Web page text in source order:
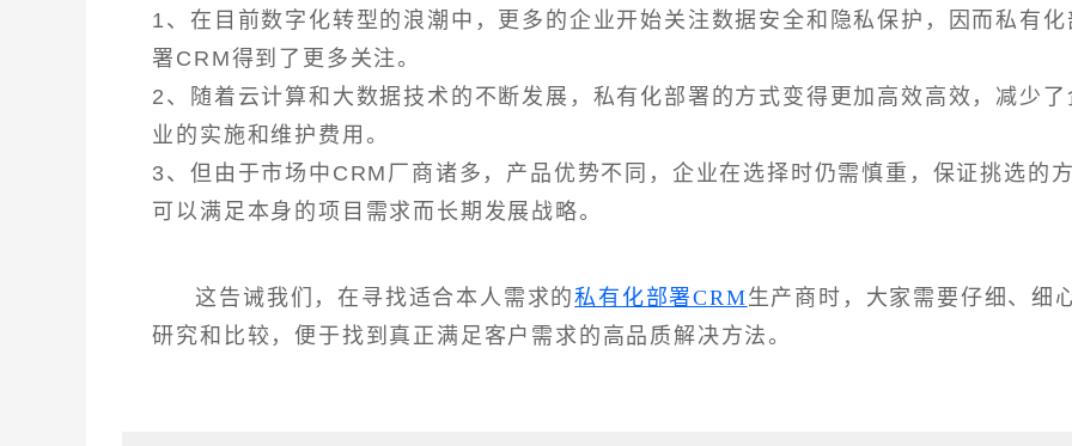
1、在目前数字化转型的浪潮中，更多的企业开始关注数据安全和隐私保护，因而私有化
署CRM得到了更多关注。
2、随着云计算和大数据技术的不断发展，私有化部署的方式变得更加高效高效，减少了
业的实施和维护费用。
3、但由于市场中CRM厂商诸多，产品优势不同，企业在选择时仍需慎重，保证挑选的
可以满足本身的项目需求而长期发展战略。
这告诫我们，在寻找适合本人需求的私有化部署CRM生产商时，大家需要仔细、细
研究和比较，便于找到真正满足客户需求的高品质解决方法。